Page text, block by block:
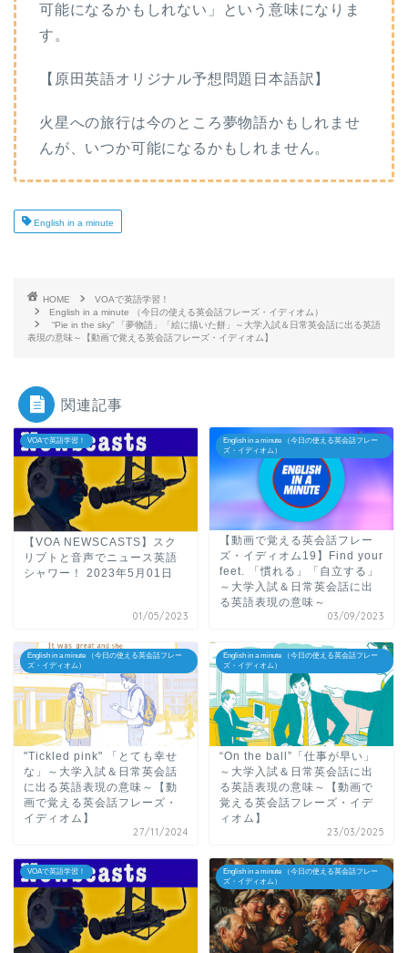
可能になるかもしれない」という意味になりま
す。
【原田英語オリジナル予想問題日本語訳】
火星への旅行は今のところ夢物語かもしれませ
んが、いつか可能になるかもしれません。
English in a minute
HOME
VOAで英語学習！
English in a minute （今日の使える英会話フレーズ・イディオム）
“Pie in the sky” 「夢物語」「絵に描いた餅」～大学入試＆日常英会話に出る英語
表現の意味～【動画で覚える英会話フレーズ・イディオム】
関連記事
VOAで英語学習！
【VOA NEWSCASTS】スク
リプトと音声でニュース英語
シャワー！ 2023年5月01日
01/05/2023
English in a minute （今日の使える英会話フレー
ズ・イディオム）
【動画で覚える英会話フレー
ズ・イディオム19】Find your
feet. 「慣れる」「自立する」
～大学入試＆日常英会話に出
る英語表現の意味～
03/09/2023
English in a minute （今日の使える英会話フレー
ズ・イディオム）
"Tickled pink" 「とても幸せ
な」～大学入試＆日常英会話
に出る英語表現の意味～【動
画で覚える英会話フレーズ・
イディオム】
27/11/2024
English in a minute （今日の使える英会話フレー
ズ・イディオム）
“On the ball”「仕事が早い」
～大学入試＆日常英会話に出
る英語表現の意味～【動画で
覚える英会話フレーズ・イデ
ィオム】
23/03/2025
VOAで英語学習！
English in a minute （今日の使える英会話フレー
ズ・イディオム）